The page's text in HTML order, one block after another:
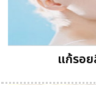
แก้รอ